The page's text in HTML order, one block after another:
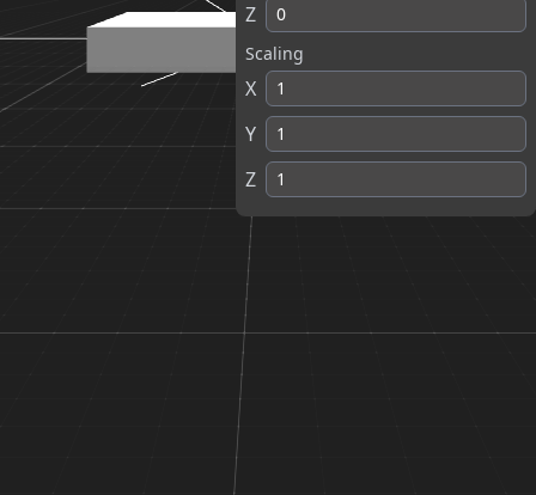
Z
Scaling
X
Y
Z